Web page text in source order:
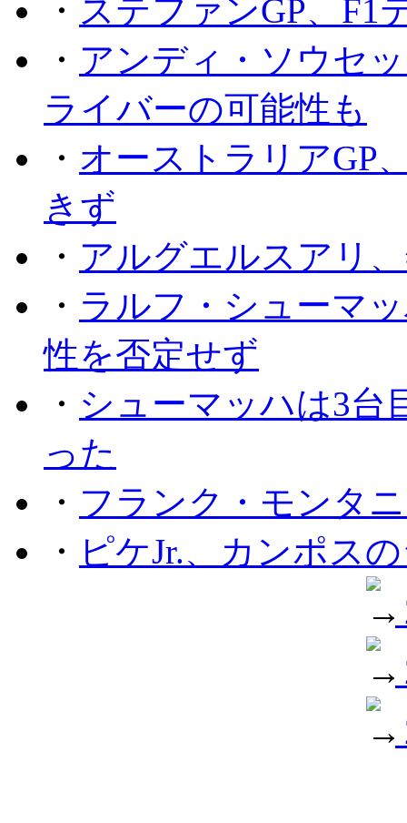
・ ステファンGP、F1
・ アンディ・ソウセ
ライバーの可能性も
・ オーストラリアGP
きず
・ アルグエルスアリ
・ ラルフ・シューマ
性を否定せず
・ シューマッハは3台
った
・ フランク・モンタ
・ ピケJr.、カンポス